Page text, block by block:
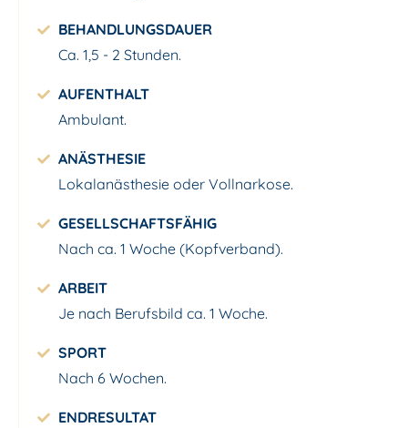
BEHANDLUNGSDAUER
Ca. 1,5 - 2 Stunden.
AUFENTHALT
Ambulant.
ANÄSTHESIE
Lokalanästhesie oder Vollnarkose.
GESELLSCHAFTSFÄHIG
Nach ca. 1 Woche (Kopfverband).
ARBEIT
Je nach Berufsbild ca. 1 Woche.
SPORT
Nach 6 Wochen.
ENDRESULTAT